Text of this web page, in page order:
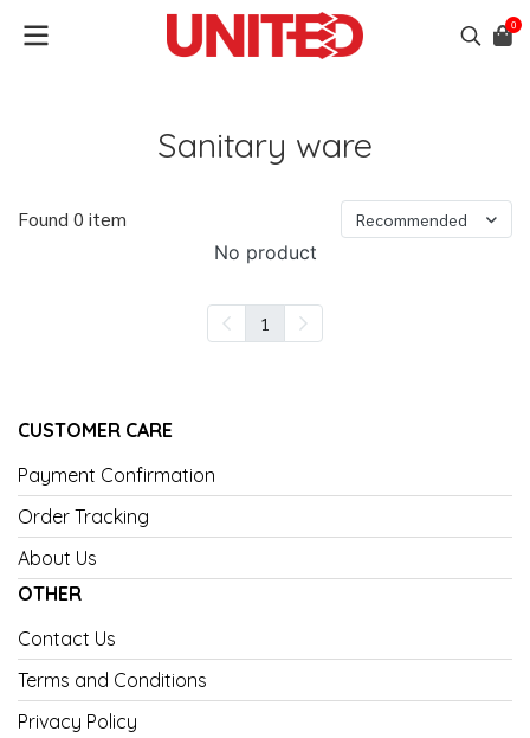
0
Sanitary ware
Found 0 item Recommended
No product
1
CUSTOMER CARE
Payment Confirmation
Order Tracking
About Us
OTHER
Contact Us
Terms and Conditions
Privacy Policy